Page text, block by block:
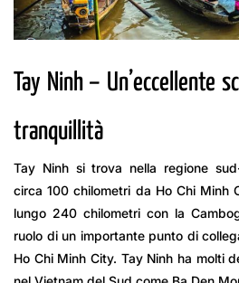
Tay Ninh – Un’eccellente
tranquillità
Tay Ninh si trova nella regione
circa 100 chilometri da Ho Chi Minh
lungo 240 chilometri con la
ruolo di un importante punto di
Ho Chi Minh City. Tay Ninh ha molti